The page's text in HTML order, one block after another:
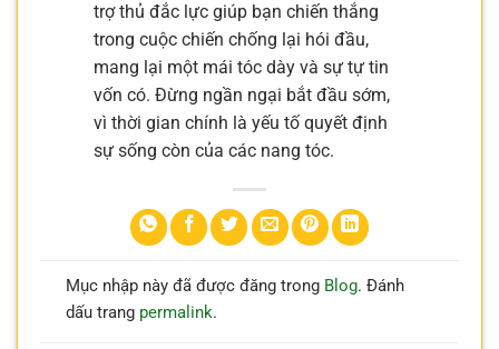
trợ thủ đắc lực giúp bạn chiến thắng
trong cuộc chiến chống lại hói đầu,
mang lại một mái tóc dày và sự tự tin
vốn có. Đừng ngần ngại bắt đầu sớm,
vì thời gian chính là yếu tố quyết định
sự sống còn của các nang tóc.
Mục nhập này đã được đăng trong Blog. Đánh
dấu trang permalink.